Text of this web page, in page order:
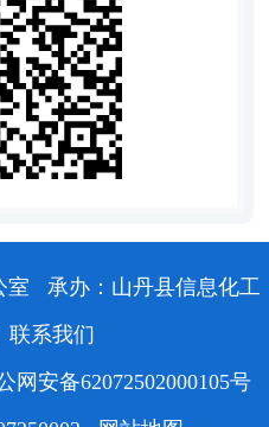
室
承办：山丹县信息化工
联系我们
网安备62072502000105号